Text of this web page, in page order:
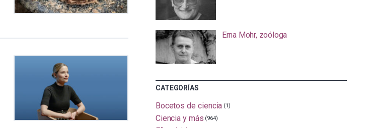
Erna Mohr, zoóloga
CATEGORÍAS
Bocetos de ciencia (1)
Ciencia y más (964)